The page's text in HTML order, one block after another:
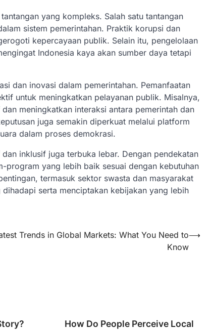
yang kompleks. Salah satu tantangan
sistem pemerintahan. Praktik korupsi dan
kepercayaan publik. Selain itu, pengelolaan
Indonesia kaya akan sumber daya tetapi
dan inovasi dalam pemerintahan. Pemanfaatan
untuk meningkatkan pelayanan publik. Misalnya,
meningkatkan interaksi antara pemerintah dan
juga semakin diperkuat melalui platform
dalam proses demokrasi.
inklusif juga terbuka lebar. Dengan pendekatan
yang lebih baik sesuai dengan kebutuhan
termasuk sektor swasta dan masyarakat
serta menciptakan kebijakan yang lebih
Trends in Global Markets: What You Need to
Know
⟶
How Do People Perceive Local